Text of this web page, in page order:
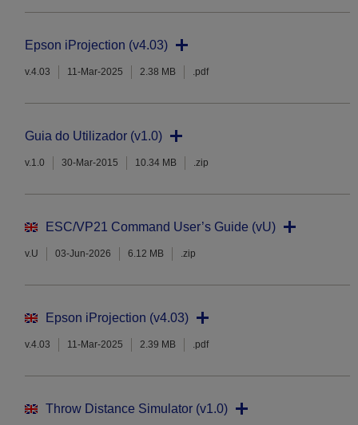
Epson iProjection (v4.03)
v.4.03 11-Mar-2025 2.38 MB .pdf
Guia do Utilizador (v1.0)
v.1.0 30-Mar-2015 10.34 MB .zip
ESC/VP21 Command User’s Guide (vU)
v.U 03-Jun-2026 6.12 MB .zip
Epson iProjection (v4.03)
v.4.03 11-Mar-2025 2.39 MB .pdf
Throw Distance Simulator (v1.0)